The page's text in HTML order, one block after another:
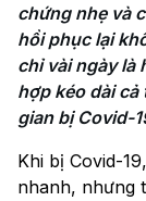
chứng nhẹ và
hồi phục lại
chỉ vài ngày là
hợp kéo dài
gian bị Covid-
Khi bị Covid-
nhanh, nhưng